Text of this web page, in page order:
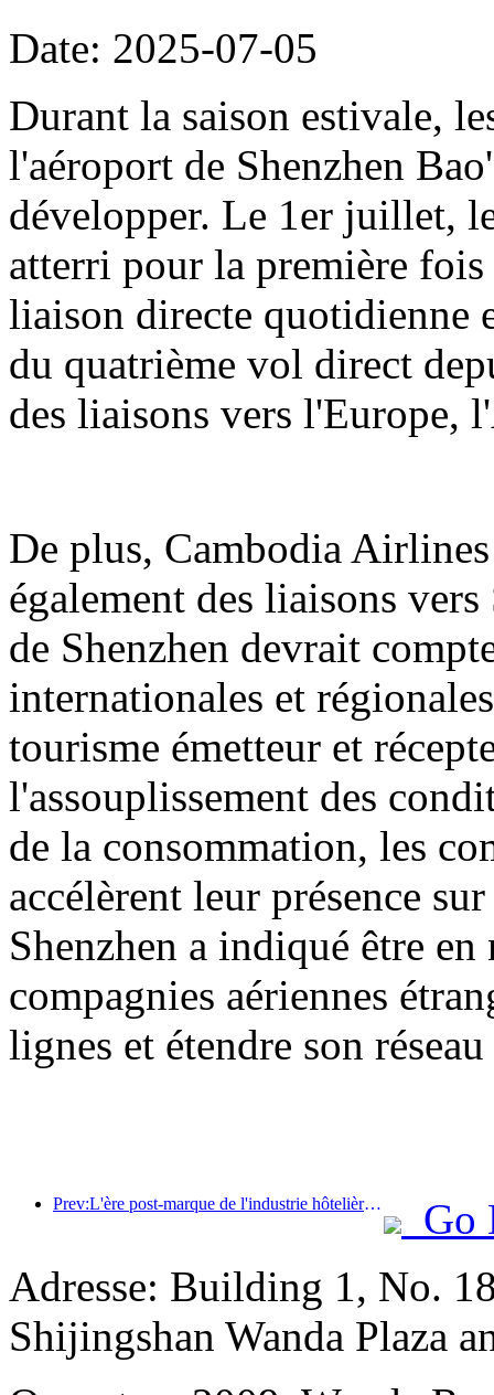
Date: 2025-07-05
Durant la saison estivale,
l'aéroport de Shenzhen
développer. Le 1er juillet,
atterri pour la première
liaison directe quotidienne
du quatrième vol direct
des liaisons vers l'Europe,
De plus, Cambodia
également des liaisons
de Shenzhen devrait
internationales et
tourisme émetteur et
l'assouplissement des
de la consommation, les
accélèrent leur présence
Shenzhen a indiqué être
compagnies aériennes
lignes et étendre son
Prev:L'ère post-marque de l'industrie hôtelière : de l'expansion à l'efficacité
Go
Adresse: Building 1, No.
Shijingshan Wanda Plaza